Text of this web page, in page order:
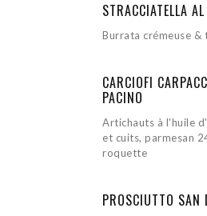
STRACCIATELLA AL
Burrata crémeuse &
CARCIOFI
PACINO
Artichauts à l'huile
et cuits, parmesan
roquette
PROSCIUTTO SAN